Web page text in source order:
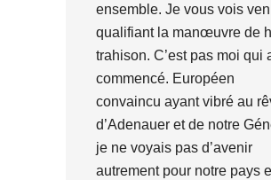
ensemble. Je vous vois
qualifiant la manœuvre de
trahison. C’est pas moi qui
commencé. Européen
convaincu ayant vibré au
d’Adenauer et de notre
je ne voyais pas d’avenir
autrement pour notre pays